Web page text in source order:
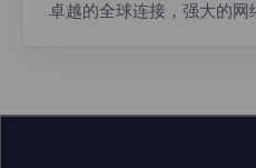
卓越的全球连接，强大的网